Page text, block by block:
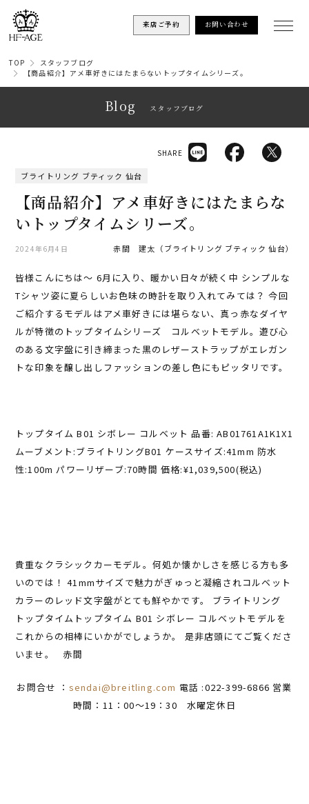
来店ご予約 お問い合わせ
TOP
スタッフブログ
【商品紹介】アメ車好きにはたまらないトップタイムシリーズ。
Blog スタッフブログ
ブライトリング ブティック 仙台
【商品紹介】アメ車好きにはたまらな
いトップタイムシリーズ。
2024年6月4日 赤間 建太（ブライトリング ブティック 仙台）
SHARE
皆様こんにちは〜 6月に入り、暖かい日々が続く中 シンプルな
Tシャツ姿に夏らしいお色味の時計を取り入れてみては？ 今回
ご紹介するモデルはアメ車好きには堪らない、真っ赤なダイヤ
ルが特徴のトップタイムシリーズ コルベットモデル。遊び心
のある文字盤に引き締まった黒のレザーストラップがエレガン
トな印象を醸し出しファッションの差し色にもピッタリです。
トップタイム B01 シボレー コルベット 品番: AB01761A1K1X1
ムーブメント:ブライトリングB01 ケースサイズ:41mm 防水
性:100m パワーリザーブ:70時間 価格:¥1,039,500(税込)
貴重なクラシックカーモデル。何処か懐かしさを感じる方も多
いのでは！ 41mmサイズで魅力がぎゅっと凝縮されコルベット
カラーのレッド文字盤がとても鮮やかです。 ブライトリング
トップタイムトップタイム B01 シボレー コルベットモデルを
これからの相棒にいかがでしょうか。 是非店頭にてご覧くださ
いませ。 赤間
お問合せ ： sendai@breitling.com 電話 :022-399-6866 営業
時間：11：00～19：30 水曜定休日